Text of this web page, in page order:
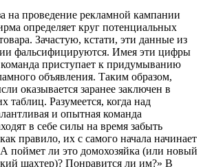
на проведение рекламной кампании
определяет круг потенциальных
Зачастую, кстати, эти данные из
фальсифицируются. Имея эти цифры
команда приступает к придумыванию
объявления. Таким образом,
оказывается заранее заключен в
таблиц. Разумеется, когда над
и опытная команда
в себе силы на время забыть
правило, их с самого начала начинает
поймет ли это домохозяйка (или новый
шахтер)? Понравится ли им?» В